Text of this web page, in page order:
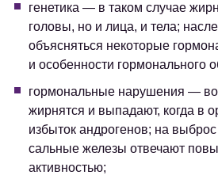
генетика — в таком случае
головы, но и лица, и тела;
объясняться некоторые
и особенности гормонального
гормональные нарушения —
жирнятся и выпадают, когда в
избыток андрогенов; на
сальные железы отвечают
активностью;